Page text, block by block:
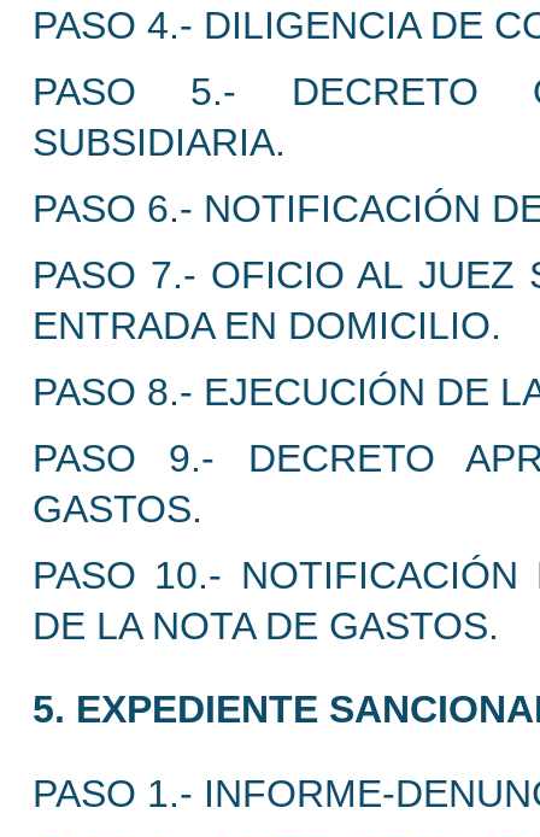
PASO 4.- DILIGENCIA DE
PASO 5.- DECRETO
SUBSIDIARIA.
PASO 6.- NOTIFICACIÓN
PASO 7.- OFICIO AL JUEZ
ENTRADA EN DOMICILIO.
PASO 8.- EJECUCIÓN DE
PASO 9.- DECRETO
GASTOS.
PASO 10.-
DE LA NOTA DE GASTOS.
5. EXPEDIENTE
PASO 1.- INFORME-